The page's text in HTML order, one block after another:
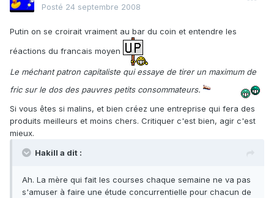
Posté 24 septembre 2008
Putin on se croirait vraiment au bar du coin et entendre les
réactions du francais moyen
Le méchant patron capitaliste qui essaye de tirer un maximum de
fric sur le dos des pauvres petits consommateurs.
Si vous êtes si malins, et bien créez une entreprise qui fera des
produits meilleurs et moins chers. Critiquer c'est bien, agir c'est
mieux.
Hakill a dit :
Ah. La mère qui fait les courses chaque semaine ne va pas
s'amuser à faire une étude concurrentielle pour chacun de